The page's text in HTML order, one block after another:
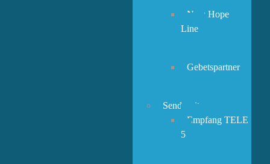
New Hope
Line
Gebetspartner
Sendezeiten
Empfang TELE
5